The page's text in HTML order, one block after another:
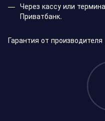
Через кассу или
Приватбанк.
Гарантия от